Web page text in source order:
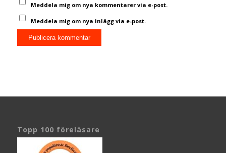
Meddela mig om nya kommentarer via e-post.
Meddela mig om nya inlägg via e-post.
Topp 100 föreläsare